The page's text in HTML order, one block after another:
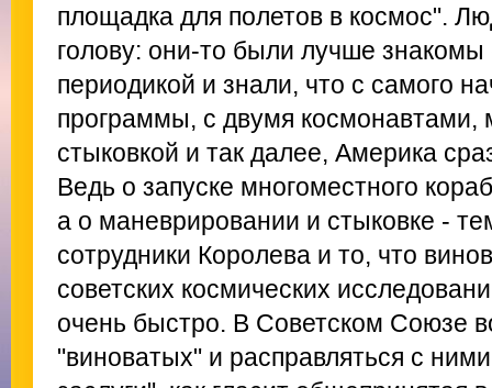
площадка для полетов в космос".
голову: они-то были лучше знакомы
периодикой и знали, что с самого
программы, с двумя космонавтами,
стыковкой и так далее, Америка
Ведь о запуске многоместного
а о маневрировании и стыковке -
сотрудники Королева и то, что
советских космических
очень быстро. В Советском Союзе
"виноватых" и расправляться с